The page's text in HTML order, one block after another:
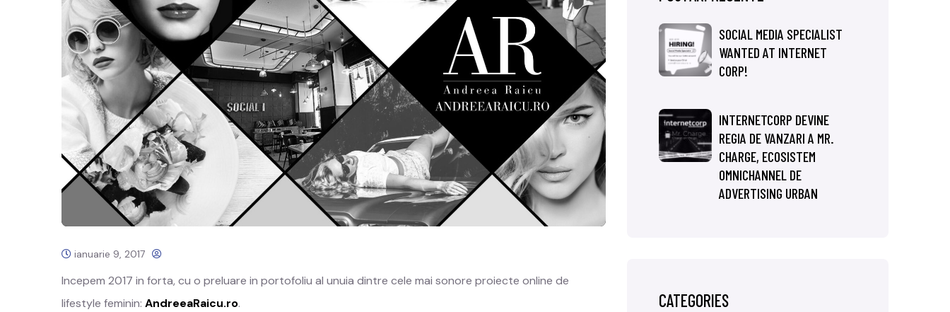
ianuarie 9, 2017
Incepem 2017 in forta, cu o preluare in portofoliu al unuia dintre cele mai sonore proiecte online de
lifestyle feminin: AndreeaRaicu.ro.
SOCIAL MEDIA SPECIALIST
WANTED AT INTERNET
CORP!
INTERNETCORP DEVINE
REGIA DE VANZARI A MR.
CHARGE, ECOSISTEM
OMNICHANNEL DE
ADVERTISING URBAN
CATEGORIES